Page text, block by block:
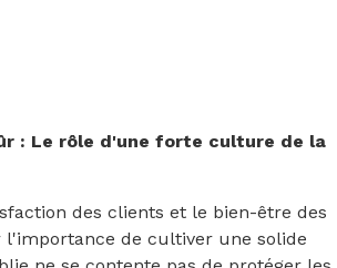
: Le rôle d'une forte culture de la
des clients et le bien-être des
de cultiver une solide